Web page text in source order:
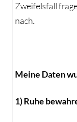
Zweifelsfall
nach.
Meine Daten
1) Ruhe